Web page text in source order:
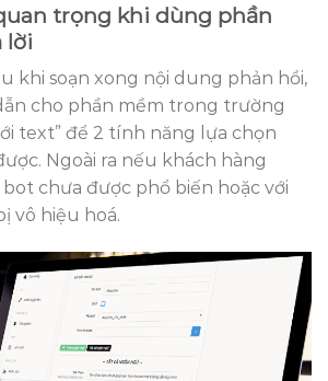
trọng khi dùng phần
lời
khi soạn xong nội dung phản hồi,
cho phần mềm trong trường
text” để 2 tính năng lựa chọn
Ngoài ra nếu khách hàng
chưa được phổ biến hoặc với
vô hiệu hoá.